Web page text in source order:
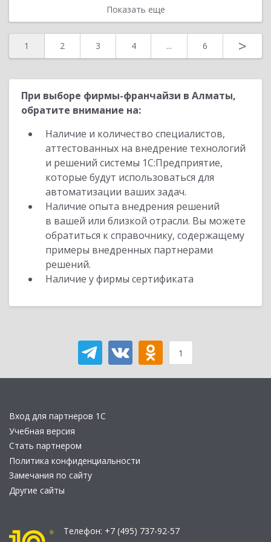
Показать еще
1 2 3 4 ... 6 >
При выборе фирмы-франчайзи в Алматы,
обратите внимание на:
Наличие и количество специалистов,
аттестованных на внедрение технологий
и решений системы 1С:Предприятие,
которые будут использоваться для
автоматизации ваших задач.
Наличие опыта внедрения решений
в вашей или близкой отрасли. Вы можете
обратиться к справочнику, содержащему
примеры внедренных партнерами
решений.
Наличие у фирмы сертификата
1
Вход для партнеров 1С
Учебная версия
Стать партнером
Политика конфиденциальности
Замечания по сайту
Другие сайты
Телефон: +7 (495) 737-92-57